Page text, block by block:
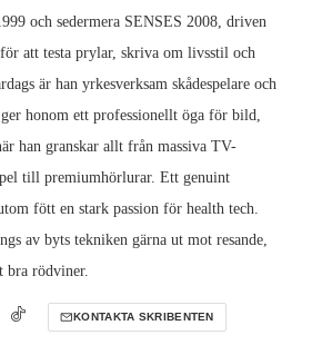
och sedermera SENSES 2008, driven
att testa prylar, skriva om livsstil och
är han yrkesverksam skådespelare och
honom ett professionellt öga för bild,
han granskar allt från massiva TV-
till premiumhörlurar. Ett genuint
fött en stark passion för health tech.
av byts tekniken gärna ut mot resande,
rödviner.
KONTAKTA SKRIBENTEN